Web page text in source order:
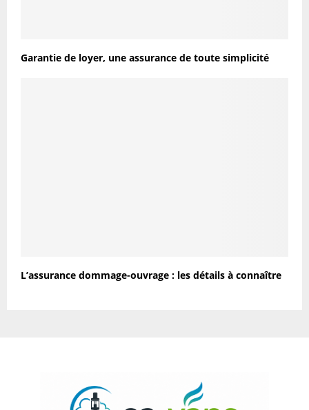
Garantie de loyer, une assurance de toute simplicité
L’assurance dommage-ouvrage : les détails à connaître